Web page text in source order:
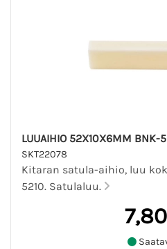
LUUAIHIO 52X10X6MM BNK-
SKT22078
Kitaran satula-aihio, luu
5210. Satulaluu.